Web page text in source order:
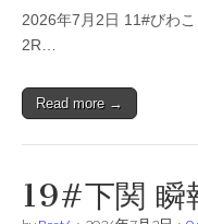
2026年7月2日 11#びわ
2R…
Read more →
19#下関 瞬